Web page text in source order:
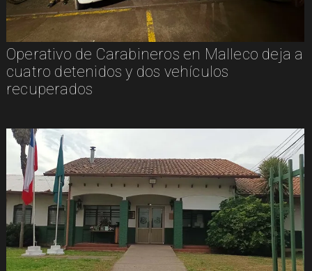
Operativo de Carabineros en Malleco deja a
cuatro detenidos y dos vehículos
recuperados